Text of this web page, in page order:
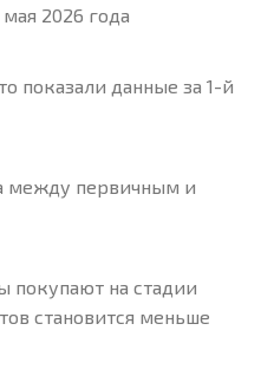
2026 года
показали данные за 1-й
между первичным и
покупают на стадии
становится меньше